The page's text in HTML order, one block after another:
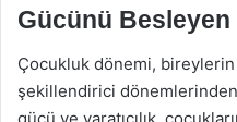
Gücünü Besleyen
Çocukluk dönemi, bireylerin
şekillendirici
gücü ve yaratıcılık,